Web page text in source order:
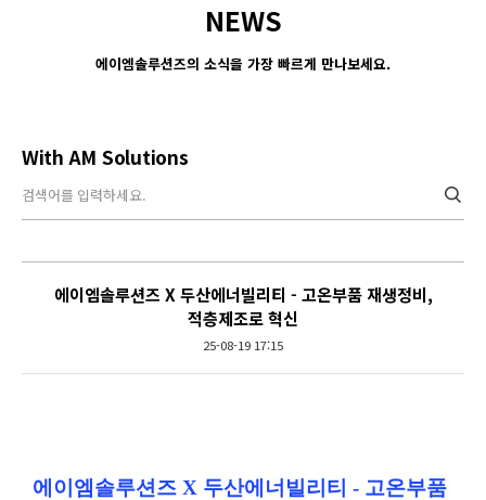
NEWS
에이엠솔루션즈의 소식을 가장 빠르게 만나보세요.
With AM Solutions
에이엠솔루션즈 X 두산에너빌리티 - 고온부품 재생정비,
적층제조로 혁신
25-08-19 17:15
에이엠솔루션즈 X 두산에너빌리티 - 고온부품